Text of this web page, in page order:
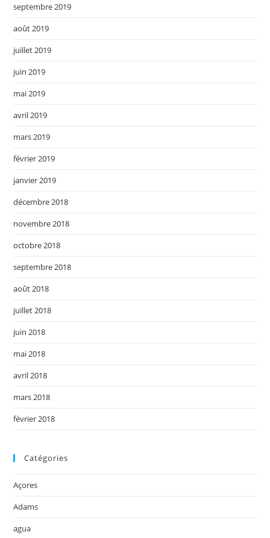
septembre 2019
août 2019
juillet 2019
juin 2019
mai 2019
avril 2019
mars 2019
février 2019
janvier 2019
décembre 2018
novembre 2018
octobre 2018
septembre 2018
août 2018
juillet 2018
juin 2018
mai 2018
avril 2018
mars 2018
février 2018
Catégories
Açores
Adams
agua